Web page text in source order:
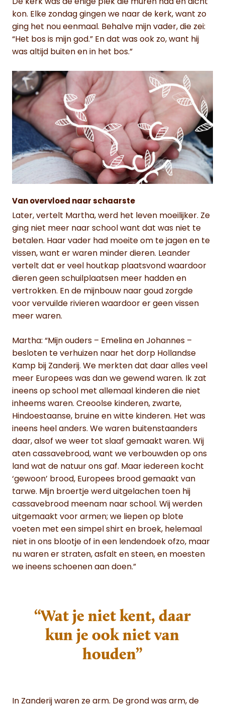
De kerk was de enige plek die muren had en dicht
kon. Elke zondag gingen we naar de kerk, want zo
ging het nou eenmaal. Behalve mijn vader, die zei:
“Het bos is mijn god.” En dat was ook zo, want hij
was altijd buiten en in het bos.”
Van overvloed naar schaarste
Later, vertelt Martha, werd het leven moeilijker. Ze
ging niet meer naar school want dat was niet te
betalen. Haar vader had moeite om te jagen en te
vissen, want er waren minder dieren. Leander
vertelt dat er veel houtkap plaatsvond waardoor
dieren geen schuilplaatsen meer hadden en
vertrokken. En de mijnbouw naar goud zorgde
voor vervuilde rivieren waardoor er geen vissen
meer waren.
Martha: “Mijn ouders – Emelina en Johannes –
besloten te verhuizen naar het dorp Hollandse
Kamp bij Zanderij. We merkten dat daar alles veel
meer Europees was dan we gewend waren. Ik zat
ineens op school met allemaal kinderen die niet
inheems waren. Creoolse kinderen, zwarte,
Hindoestaanse, bruine en witte kinderen. Het was
ineens heel anders. We waren buitenstaanders
daar, alsof we weer tot slaaf gemaakt waren. Wij
aten cassavebrood, want we verbouwden op ons
land wat de natuur ons gaf. Maar iedereen kocht
‘gewoon’ brood, Europees brood gemaakt van
tarwe. Mijn broertje werd uitgelachen toen hij
cassavebrood meenam naar school. Wij werden
uitgemaakt voor armen; we liepen op blote
voeten met een simpel shirt en broek, helemaal
niet in ons blootje of in een lendendoek ofzo, maar
nu waren er straten, asfalt en steen, en moesten
we ineens schoenen aan doen.”
“Wat je niet kent, daar
kun je ook niet van
houden”
In Zanderij waren ze arm. De grond was arm, de